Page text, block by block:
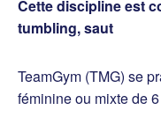
Cette discipline est
tumbling, saut
TeamGym (TMG) se
féminine ou mixte de